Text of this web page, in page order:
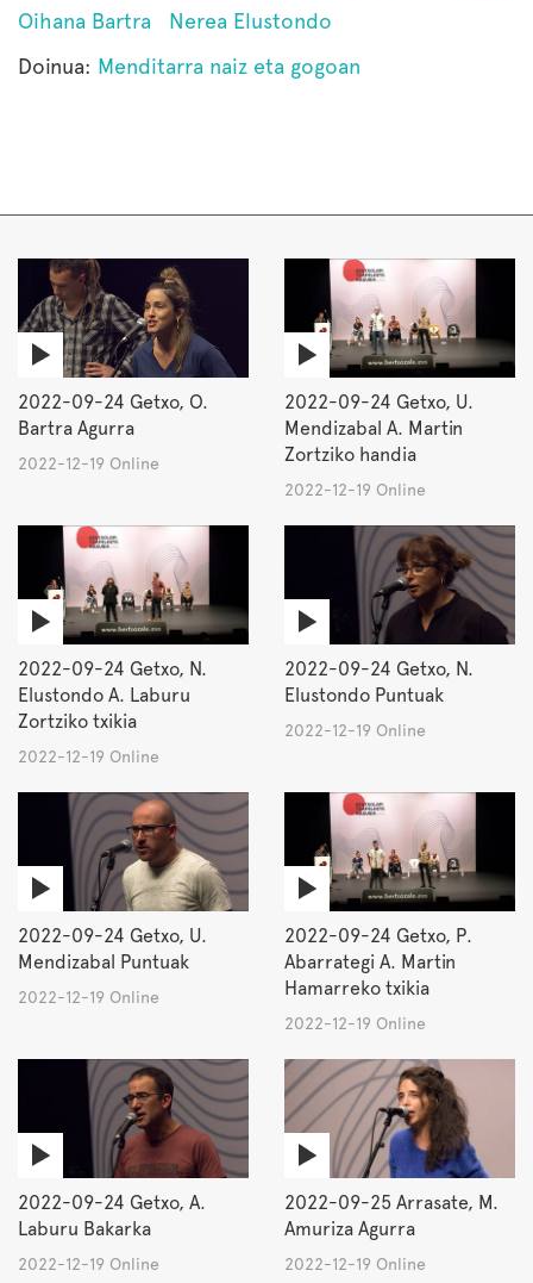
Oihana Bartra
Nerea Elustondo
Doinua: Menditarra naiz eta gogoan
2022-09-24 Getxo, O.
Bartra Agurra
2022-12-19 Online
2022-09-24 Getxo, U.
Mendizabal A. Martin
Zortziko handia
2022-12-19 Online
2022-09-24 Getxo, N.
Elustondo A. Laburu
Zortziko txikia
2022-12-19 Online
2022-09-24 Getxo, N.
Elustondo Puntuak
2022-12-19 Online
2022-09-24 Getxo, U.
Mendizabal Puntuak
2022-12-19 Online
2022-09-24 Getxo, P.
Abarrategi A. Martin
Hamarreko txikia
2022-12-19 Online
2022-09-24 Getxo, A.
Laburu Bakarka
2022-12-19 Online
2022-09-25 Arrasate, M.
Amuriza Agurra
2022-12-19 Online